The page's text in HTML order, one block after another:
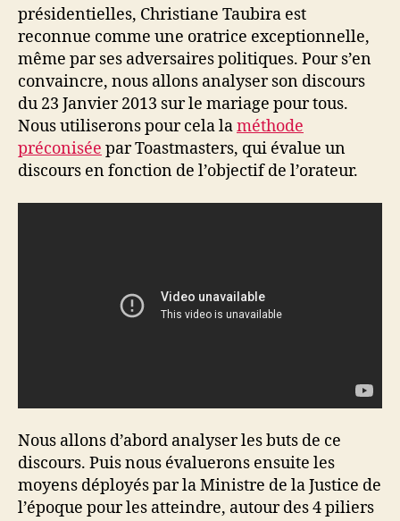
présidentielles, Christiane Taubira est
reconnue comme une oratrice exceptionnelle,
même par ses adversaires politiques. Pour s’en
convaincre, nous allons analyser son discours
du 23 Janvier 2013 sur le mariage pour tous.
Nous utiliserons pour cela laméthode
préconisée par Toastmasters, qui évalue un
discours en fonction de l’objectif de l’orateur.
Nous allons d’abord analyser les buts de ce
discours. Puis nous évaluerons ensuite les
moyens déployés par la Ministre de la Justice de
l’époque pour les atteindre, autour des 4 piliers